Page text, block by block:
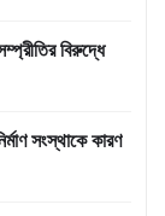
বিরুদ্ধে
সংস্থাকে কারণ